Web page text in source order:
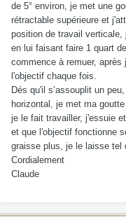
de 5° environ, je met une
rétractable supérieure et
position de travail
en lui faisant faire 1 quart
commence à remuer,
l'objectif chaque fois.
Dés qu'il s’assouplit un
horizontal, je met ma
je le fait travailler, j'essuie
et que l'objectif fonctionne
graisse plus, je le laisse tel
Cordialement
Claude